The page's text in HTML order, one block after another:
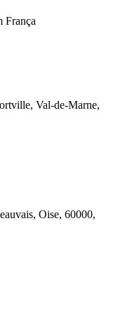
França
Val-de-Marne,
Oise, 60000,